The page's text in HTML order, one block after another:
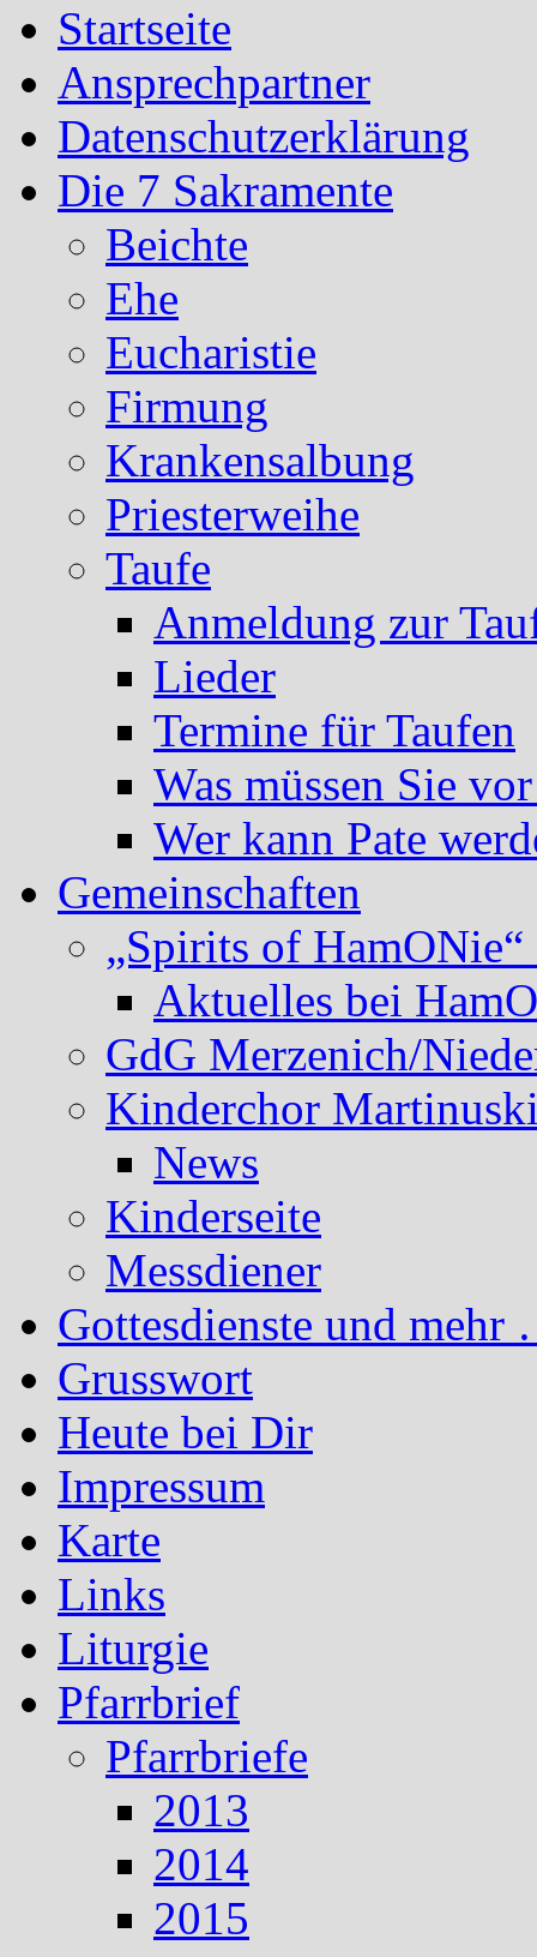
Startseite
Ansprechpartner
Datenschutzerklärung
Die 7 Sakramente
Beichte
Ehe
Eucharistie
Firmung
Krankensalbung
Priesterweihe
Taufe
Anmeldung zur
Lieder
Termine für Taufen
Was müssen Sie
Wer kann Pate
Gemeinschaften
„Spirits of HamONie“
Aktuelles bei
GdG Merzenich/
Kinderchor
News
Kinderseite
Messdiener
Gottesdienste und mehr
Grusswort
Heute bei Dir
Impressum
Karte
Links
Liturgie
Pfarrbrief
Pfarrbriefe
2013
2014
2015